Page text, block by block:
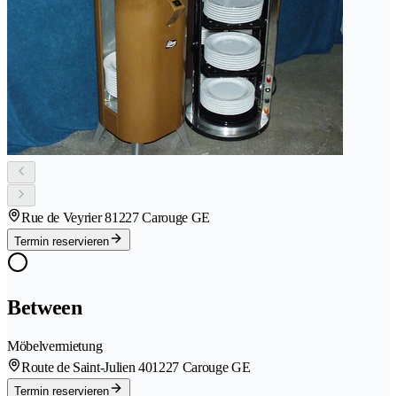
Rue de Veyrier 81227 Carouge GE
Termin reservieren
Between
Möbelvermietung
Route de Saint-Julien 401227 Carouge GE
Termin reservieren